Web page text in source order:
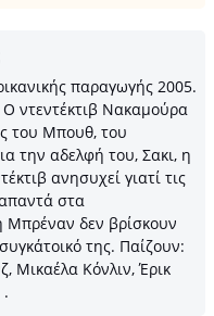
παραγωγής 2005.
ντεντέκτιβ Νακαμούρα
του Μπουθ, του
την αδελφή του, Σακι, η
ανησυχεί γιατί τις
στα
δεν βρίσκουν
της. Παίζουν:
Μικαέλα Κόνλιν, Έρικ
.